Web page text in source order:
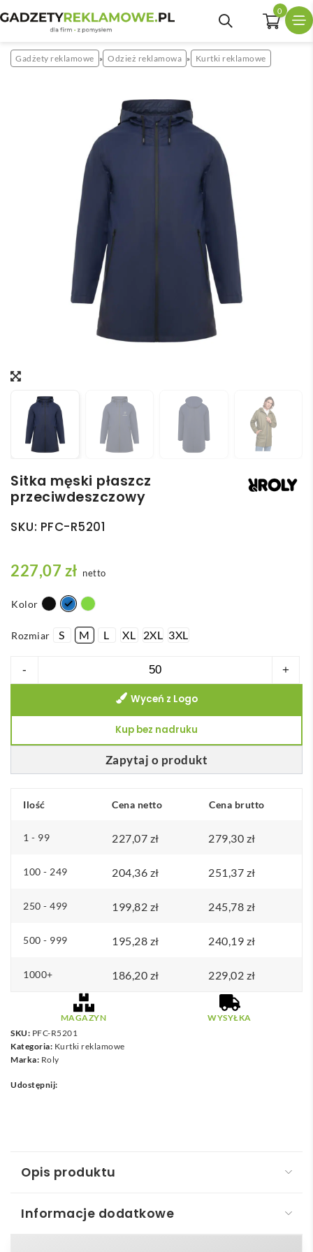
0
Gadżety reklamowe » Odzież reklamowa » Kurtki reklamowe
Sitka męski płaszcz
przeciwdeszczowy
SKU: PFC-R5201
227,07 zł netto
Kolor
Rozmiar S M L XL 2XL 3XL
-
Sitka męski
+
Zapytaj o produkt
Wyceń z Logo
Kup bez nadruku
Ilość Cena netto Cena brutto
1 - 99 227,07 zł 279,30 zł
100 - 249 204,36 zł 251,37 zł
250 - 499 199,82 zł 245,78 zł
500 - 999 195,28 zł 240,19 zł
1000+ 186,20 zł 229,02 zł
MAGAZYN
WYSYŁKA
SKU: PFC-R5201
Kategoria: Kurtki reklamowe
Marka: Roly
Udostępnij:
Opis produktu
Informacje dodatkowe